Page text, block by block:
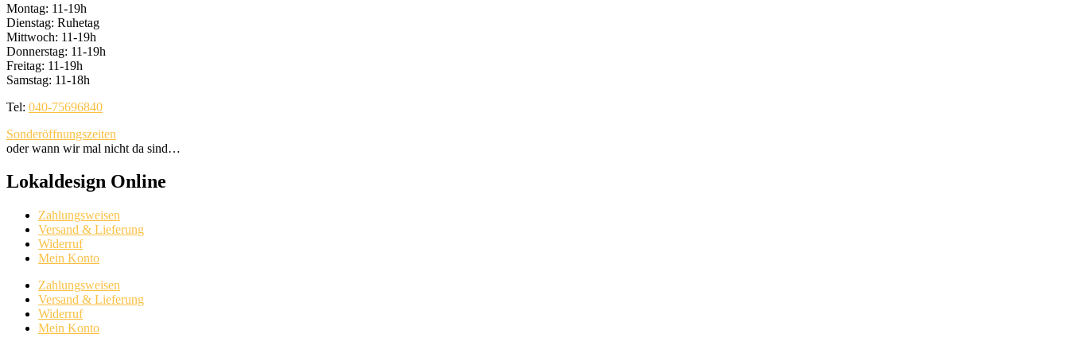
Montag: 11-19h
Dienstag: Ruhetag
Mittwoch: 11-19h
Donnerstag: 11-19h
Freitag: 11-19h
Samstag: 11-18h
Tel: 040-75696840
Sonderöffnungszeiten
oder wann wir mal nicht da sind…
Lokaldesign Online
Zahlungsweisen
Versand & Lieferung
Widerruf
Mein Konto
Zahlungsweisen
Versand & Lieferung
Widerruf
Mein Konto